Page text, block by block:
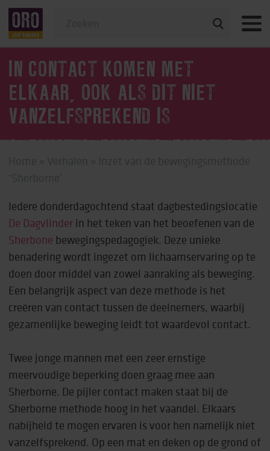
Veelgestelde vragen
IN CONTACT KOMEN MET
ELKAAR, OOK ALS DIT NIET
VANZELFSPREKEND IS
Iedere donderdagochtend staat dagbestedingslocatie
De Dagvlinder in het teken van het beoefenen van de
Sherbone bewegingspedagogiek. Deze unieke
benadering wordt ingezet om lichaamservaring op te
doen door middel van zowel aanraking als beweging.
Een belangrijk aspect van deze methode is het
creëren van contact tussen de deelnemers, waarbij
gezamenlijke beweging leidt tot waardevol contact.
Twee jonge mannen met een zeer ernstige
meervoudige beperking doen graag mee aan
Sherborne. De pijler contact maken staat bij de
Sherborne methode hoog in het vaandel. Elkaars
nabijheid te mogen ervaren is voor hen namelijk niet
vanzelfsprekend. Op een mat en deken op de grond of